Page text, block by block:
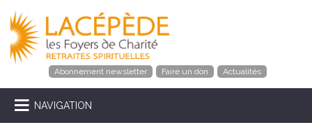
Abonnement newsletter Faire un don Actualités
NAVIGATION